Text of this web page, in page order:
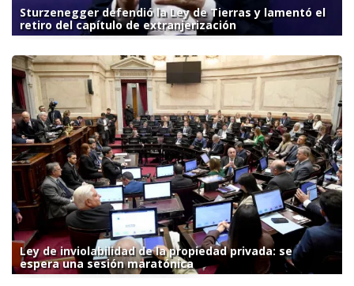
Sturzenegger defendió la Ley de Tierras y lamentó el
retiro del capítulo de extranjerización
Ley de inviolabilidad de la propiedad privada: se
espera una sesión maratónica